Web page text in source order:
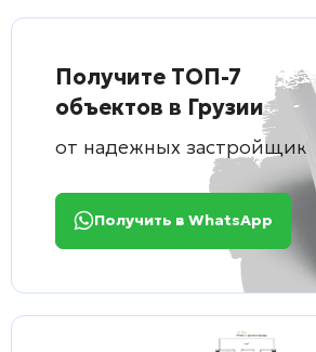
Получите ТОП-7
объектов в Грузии
от надежных
Получить в WhatsApp